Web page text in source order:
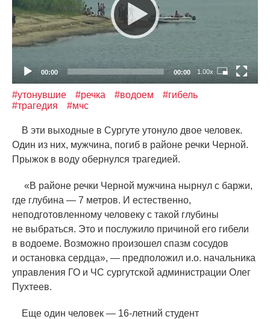
00:00 00:00 1.00x
#утонувшие #речка #водоем
#гибель
#трагедия
#мчс
В эти выходные в Сургуте утонуло двое человек.
Один из них, мужчина, погиб в районе речки Черной.
Прыжок в воду обернулся трагедией.
«В районе речки Черной мужчина нырнул с баржи,
где глубина — 7 метров. И естественно,
неподготовленному человеку с такой глубины
не выбраться. Это и послужило причиной его гибели
в водоеме. Возможно произошел спазм сосудов
и остановка сердца», — предположил и.о. начальника
управления ГО и ЧС сургутской администрации Олег
Пухтеев.
Еще один человек — 16-летний студент